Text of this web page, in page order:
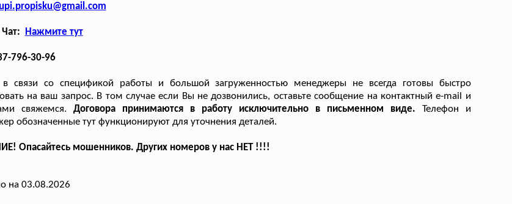
Нажмите тут
796-30-96
в связи со спецификой работы и большой загруженностью менеджеры не всегда готовы быстро
на ваш запрос. В том случае если Вы не дозвонились, оставьте сообщение на контактный e-mail и
свяжемся. Договора принимаются в работу исключительно в письменном виде. Телефон и
обозначенные тут функционируют для уточнения деталей.
Опасайтесь мошенников. Других номеров у нас НЕТ !!!!
на 03.08.2026